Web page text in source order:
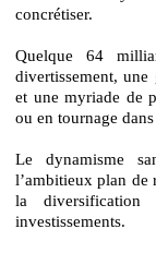
concrétiser.
Quelque 64
divertissement,
et une myriade de
ou en tournage
Le dynamisme
l’ambitieux plan de
la diversification
investissements.